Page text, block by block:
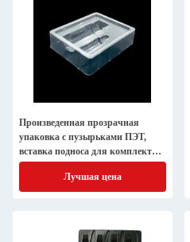
Произведенная прозрачная
упаковка с пузырьками ПЭТ,
вставка подноса для комплекта
по уходу за кожей в пластиковом
материалеЛучшая цена